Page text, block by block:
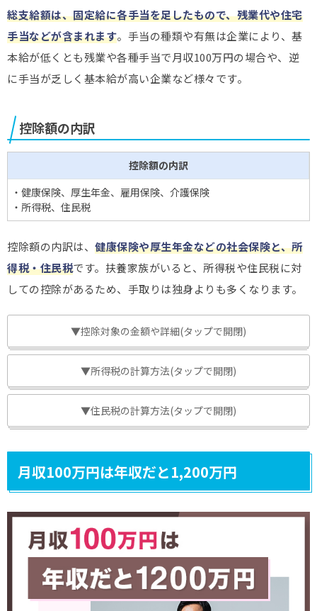
総支給額は、固定給に各手当を足したもので、残業代や住宅
手当などが含まれます。手当の種類や有無は企業により、基
本給が低くとも残業や各種手当で月収100万円の場合や、逆
に手当が乏しく基本給が高い企業など様々です。
控除額の内訳
控除額の内訳
・健康保険、厚生年金、雇用保険、介護保険
・所得税、住民税
控除額の内訳は、 健康保険や厚生年金などの社会保険と、所
得税・住民税です。扶養家族がいると、所得税や住民税に対
しての控除があるため、手取りは独身よりも多くなります。
▼控除対象の金額や詳細(タップで開閉)
▼所得税の計算方法(タップで開閉)
▼住民税の計算方法(タップで開閉)
月収100万円は年収だと1,200万円